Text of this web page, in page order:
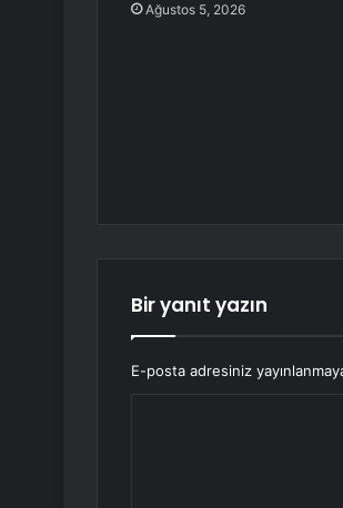
Ağustos 5, 2026
Bir yanıt yazın
E-posta adresiniz